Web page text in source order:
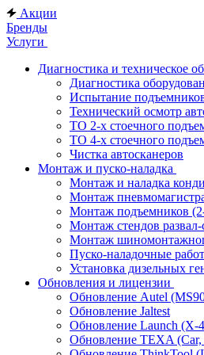
Акции
Бренды
Услуги
Диагностика и техническое
Диагностика
Испытание
Технический осмотр
ТО 2-х стоечного
ТО 4-х стоечного
Чистка автосканеров
Монтаж и пуско-наладка
Монтаж и наладка
Монтаж
Монтаж подъемников
Монтаж стендов
Монтаж
Пуско-наладочные
Установка дизельных
Обновления и лицензии
Обновление Autel
Обновление Jaltest
Обновление Launch (X-
Обновление TEXA